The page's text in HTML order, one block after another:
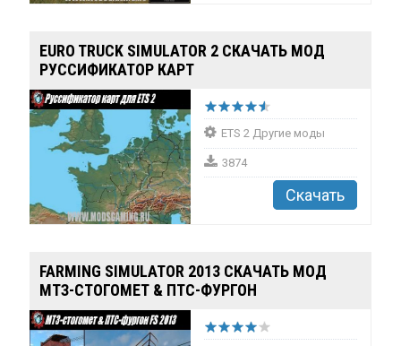
EURO TRUCK SIMULATOR 2 СКАЧАТЬ МОД
РУССИФИКАТОР КАРТ
ETS 2 Другие моды
3874
Скачать
FARMING SIMULATOR 2013 СКАЧАТЬ МОД
МТЗ-СТОГОМЕТ & ПТС-ФУРГОН